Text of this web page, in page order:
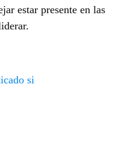
estar presente en las
si